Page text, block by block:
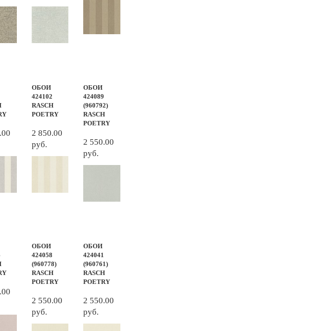
ОБОИ
424102
RASCH
POETRY
2 850.00
руб.
ОБОИ
424089
(960792)
RASCH
POETRY
2 550.00
руб.
ОБОИ
424058
(960778)
RASCH
POETRY
2 550.00
руб.
ОБОИ
424041
(960761)
RASCH
POETRY
2 550.00
руб.